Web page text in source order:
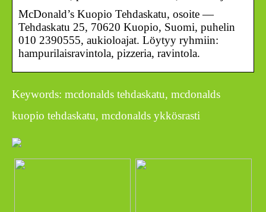
McDonald’s Kuopio Tehdaskatu, osoite —
Tehdaskatu 25, 70620 Kuopio, Suomi, puhelin
010 2390555, aukioloajat. Löytyy ryhmiin:
hampurilaisravintola, pizzeria, ravintola.
Keywords: mcdonalds tehdaskatu, mcdonalds
kuopio tehdaskatu, mcdonalds ykkösrasti